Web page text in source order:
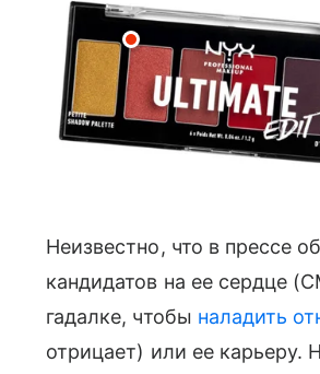
Неизвестно, что в прессе
кандидатов на ее сердце
гадалке, чтобы наладить
отрицает) или ее карьеру.